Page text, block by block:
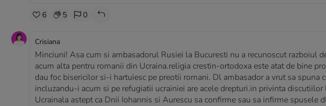
6 5 0
Crisiana
Minciuni! Asa cum si ambasadorul Rusiei la Bucuresti nu a recunoscut razboiul
acum alta pentru romanii din Ucraina.religia crestin-ortodoxa este atat de bine
dau foc bisericilor si-i hartuiesc pe preotii romani. Dl ambasador a vrut sa spuna
incluzandu-i acum si pe refugiatii ucrainiei are acele drepturi.in privinta
Ucrainala astept ca Dnii Iohannis si Aurescu sa confirme sau sa infirme spusele